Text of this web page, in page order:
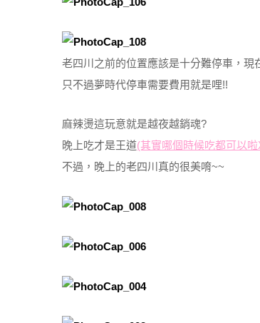
老四川之前的位置應該是十分難停車，
只不過夢時代停車需要費用就是哩!!
麻辣燙這玩意就是越夜越銷魂?
晚上吃才是王道(其實哪個時候吃都可以啦
不過，晚上的老四川真的很美唷~~